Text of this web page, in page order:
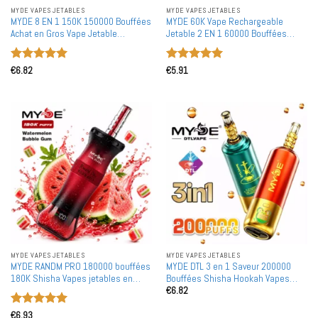
MYDE VAPES JETABLES
MYDE 8 EN 1 150K 150000 Bouffées
Achat en Gros Vape Jetable
Livraison Entrepôt Européen Gros
Note
€6.82
MYDE VAPES JETABLES
MYDE 60K Vape Rechargeable
Jetable 2 EN 1 60000 Bouffées
Achat en Gros en Vrac
Note
€5.91
MYDE VAPES JETABLES
MYDE RANDM PRO 180000 bouffées
180K Shisha Vapes jetables en
gros Achat en bulk Mode double DTL
Note
€6.93
MYDE VAPES JETABLES
MYDE DTL 3 en 1 Saveur 200000
Bouffées Shisha Hookah Vapes
Jetables 200K Achat en Gros Bulk
€6.82